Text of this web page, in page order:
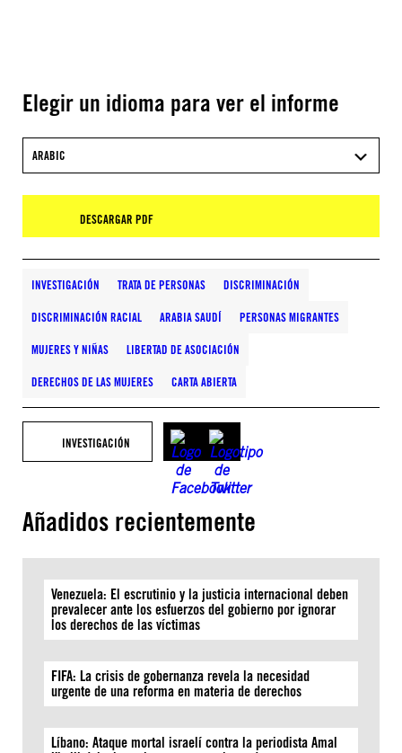
Elegir un idioma para ver el informe
ARABIC
DESCARGAR PDF
INVESTIGACIÓN TRATA DE PERSONAS DISCRIMINACIÓN
DISCRIMINACIÓN RACIAL ARABIA SAUDÍ PERSONAS MIGRANTES
MUJERES Y NIÑAS LIBERTAD DE ASOCIACIÓN
DERECHOS DE LAS MUJERES CARTA ABIERTA
INVESTIGACIÓN
Añadidos recientemente
Venezuela: El escrutinio y la justicia internacional deben
prevalecer ante los esfuerzos del gobierno por ignorar
los derechos de las víctimas
FIFA: La crisis de gobernanza revela la necesidad
urgente de una reforma en materia de derechos
Líbano: Ataque mortal israelí contra la periodista Amal